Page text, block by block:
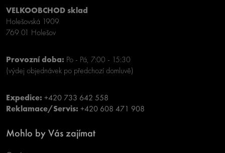
VELKOOBCHOD sklad
Holešovská 1909
769 01 Holešov
Provozní doba: Po - Pá, 7:00 - 15:30
(výdej objednávek po předchozí domluvě)
Expedice: +420 733 642 558
Reklamace/Servis: +420 608 471 908
Mohlo by Vás zajímat